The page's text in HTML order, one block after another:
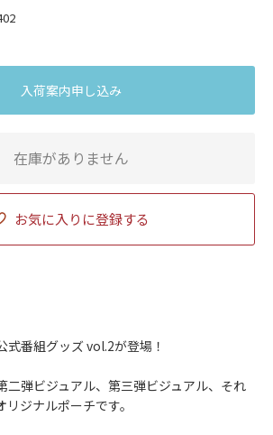
お気に入りに登録する
入荷案内申し込み
在庫がありません
式番組グッズ vol.2が登場！
二弾ビジュアル、第三弾ビジュアル、それ
ジナルポーチです。